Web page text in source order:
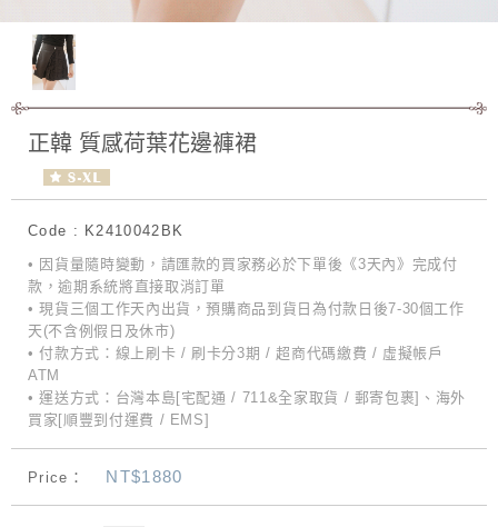
正韓 質感荷葉花邊褲裙
Code : K2410042BK
• 因貨量隨時變動，請匯款的買家務必於下單後《3天內》完成付
款，逾期系統將直接取消訂單
• 現貨三個工作天內出貨，預購商品到貨日為付款日後7-30個工作
天(不含例假日及休市)
• 付款方式：線上刷卡 / 刷卡分3期 / 超商代碼繳費 / 虛擬帳戶
ATM
• 運送方式：台灣本島[宅配通 / 711&全家取貨 / 郵寄包裹]、海外
買家[順豐到付運費 / EMS]
Price： NT$1880